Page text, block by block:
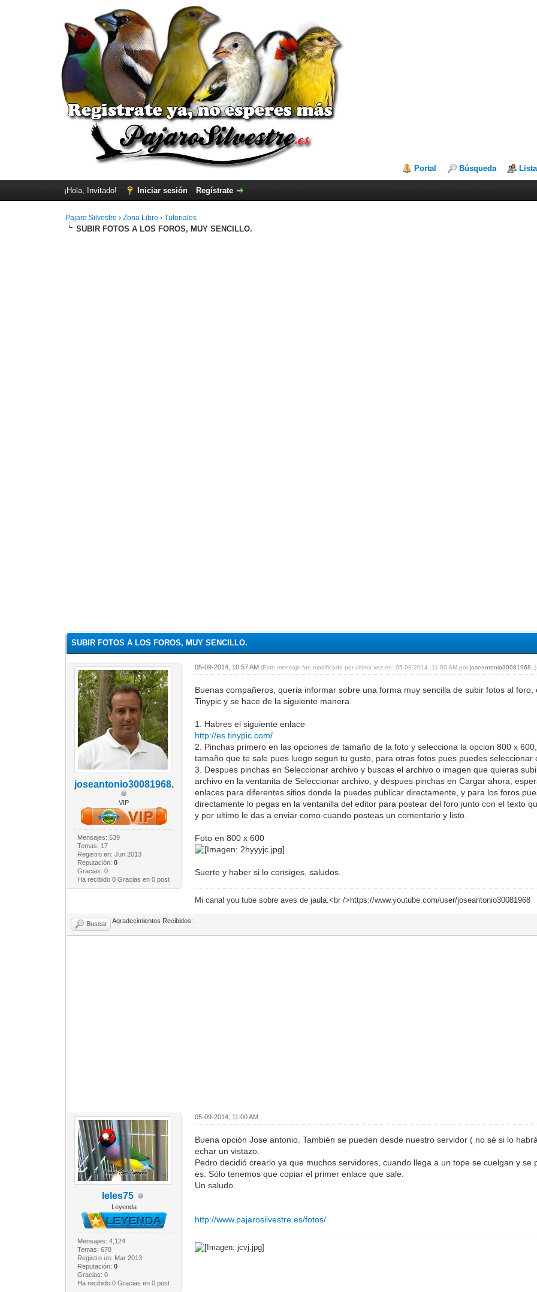
Portal Búsqueda
¡Hola, Invitado! Iniciar sesión Regístrate
Pajaro Silvestre ›Zona Libre ›Tutoriales
SUBIR FOTOS A LOS FOROS, MUY SENCILLO.
SUBIR FOTOS A LOS FOROS, MUY SENCILLO.
joseantonio30081968.
VIP
Mensajes: 539
Temas: 17
Registro en: Jun 2013
Reputación: 0
Gracias: 0
Ha recibido 0 Gracias en 0 post
05-09-2014, 10:57 AM(Este mensaje fue modificado por última vez en: 05-09-2014, 11:00 AM porjoseantonio30081968. .)
Buenas compañeros, queria informar sobre una forma muy sencilla de subir fotos al
Tinypic y se hace de la siguiente manera.
1. Habres el siguiente enlace
http://es.tinypic.com/
2. Pinchas primero en las opciones de tamaño de la foto y selecciona la opcion 800 x
tamaño que te sale pues luego segun tu gusto, para otras fotos pues puedes seleccionar
3. Despues pinchas en Seleccionar archivo y buscas el archivo o imagen que quieras
archivo en la ventanita de Seleccionar archivo, y despues pinchas en Cargar ahora,
enlaces para diferentes sitios donde la puedes publicar directamente, y para los foros
directamente lo pegas en la ventanilla del editor para postear del foro junto con el texto
y por ultimo le das a enviar como cuando posteas un comentario y listo.
Foto en 800 x 600
Suerte y haber si lo consiges, saludos.
Mi canal you tube sobre aves de jaula.<br />https://www.youtube.com/user/joseantonio30081968
Buscar Agradecimientos Recibidos:
leles75
Leyenda
Mensajes: 4,124
Temas: 678
Registro en: Mar 2013
Reputación: 0
Gracias: 0
Ha recibido 0 Gracias en 0 post
05-09-2014, 11:00 AM
Buena opción Jose antonio. También se pueden desde nuestro servidor ( no sé si lo
echar un vistazo.
Pedro decidió crearlo ya que muchos servidores, cuando llega a un tope se cuelgan y
es. Sólo tenemos que copiar el primer enlace que sale.
Un saludo.
http://www.pajarosilvestre.es/fotos/